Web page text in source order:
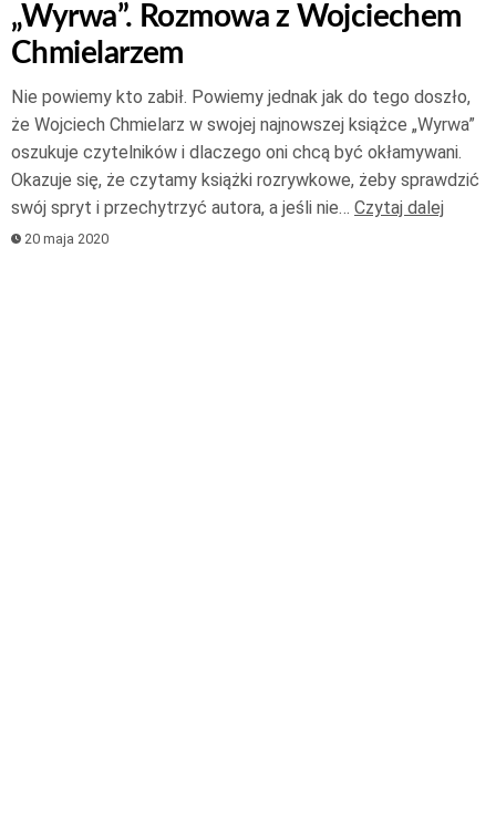
„Wyrwa”. Rozmowa z Wojciechem
Chmielarzem
Nie powiemy kto zabił. Powiemy jednak jak do tego doszło,
że Wojciech Chmielarz w swojej najnowszej książce „Wyrwa”
oszukuje czytelników i dlaczego oni chcą być okłamywani.
Okazuje się, że czytamy książki rozrywkowe, żeby sprawdzić
swój spryt i przechytrzyć autora, a jeśli nie… Czytaj dalej
20 maja 2020